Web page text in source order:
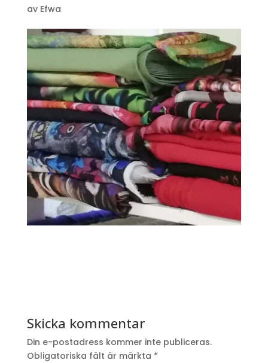
av Efwa
Skicka kommentar
Din e-postadress kommer inte publiceras.
Obligatoriska fält är märkta *